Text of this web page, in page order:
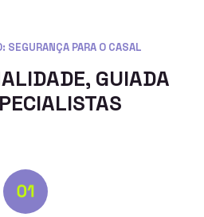
SEGURANÇA PARA O CASAL
GUIADA